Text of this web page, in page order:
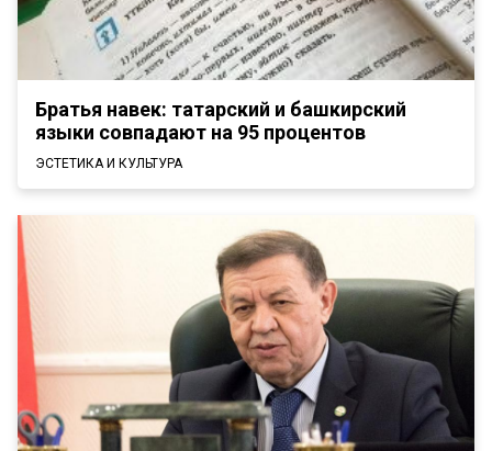
Братья навек: татарский и башкирский
языки совпадают на 95 процентов
ЭСТЕТИКА И КУЛЬТУРА